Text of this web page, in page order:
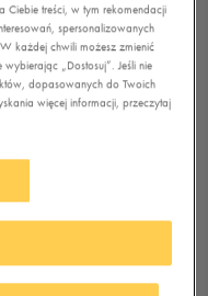
treści, w tym rekomendacji
spersonalizowanych
każdej chwili możesz zmienić
„Dostosuj”. Jeśli nie
dopasowanych do Twoich
więcej informacji, przeczytaj